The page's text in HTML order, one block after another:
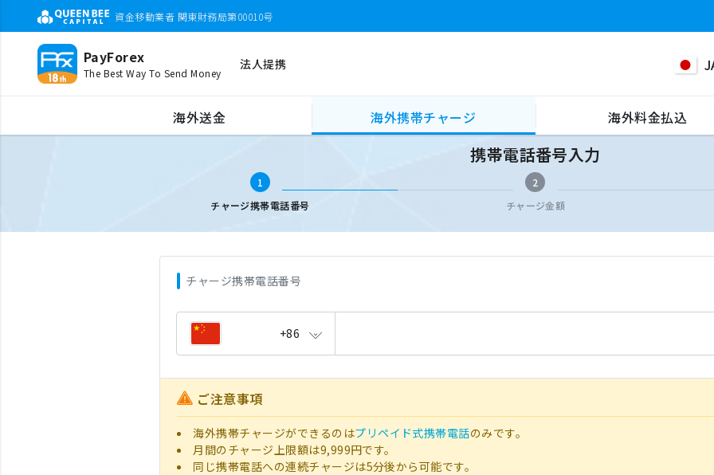
資金移動業者 関東財務局第00010号
PayForex
The Best Way To Send Money
法人提携
海外送金 海外携帯チャージ 海外料金払込
携帯電話番号入力
携帯電話番号入力
1
チャージ携帯電話番号
2
チャージ金額
チャージ携帯電話番号
+86
ご注意事項
海外携帯チャージができるのはプリペイド式携帯電話のみです。
月間のチャージ上限額は9,999円です。
同じ携帯電話への連続チャージは5分後から可能です。